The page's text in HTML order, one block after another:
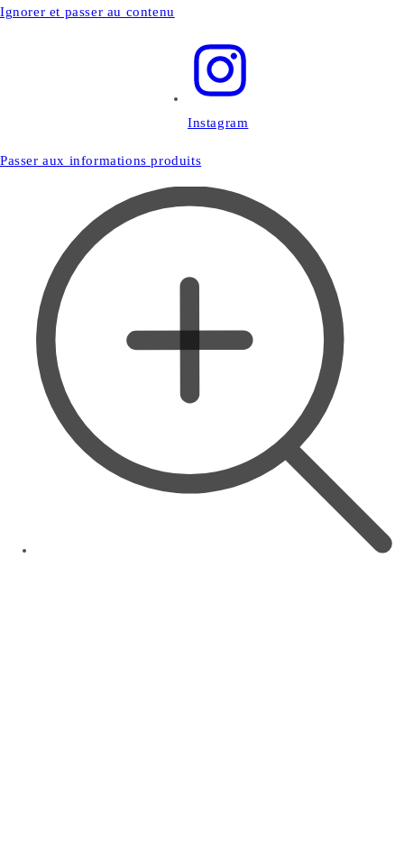
Ignorer et passer au contenu
Instagram
Passer aux informations produits